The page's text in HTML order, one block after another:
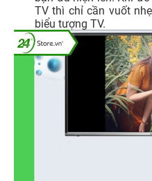
TV thì chỉ cần vuốt
biểu tượng TV.